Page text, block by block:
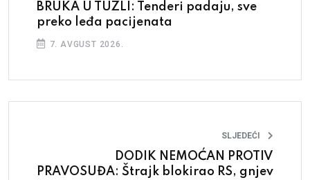
BRUKA U TUZLI: Tenderi padaju, sve
preko leđa pacijenata
7. AVGUST 2026.
SLJEDEĆI
DODIK NEMOĆAN PROTIV
PRAVOSUĐA: Štrajk blokirao RS, gnjev